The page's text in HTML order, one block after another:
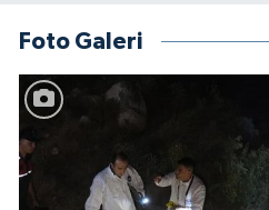
Foto Galeri